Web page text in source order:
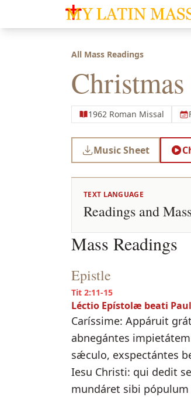
My Latin Mass - Traditional
All Mass Readings
1962 Roman Missal
Music Sheet
TEXT LANGUAGE
Readings and
Mass Readings
Epistle
Tit 2:11-15
Léctio Epístolæ beati
Caríssime: Appáruit
abnegántes
sǽculo, exspectántes
Iesu Christi: qui dedit
mundáret sibi